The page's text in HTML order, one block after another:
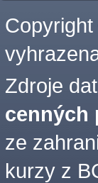
Zdroje
cenných
ze
kurzy z